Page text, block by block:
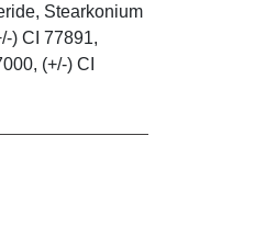
Stearkonium
) CI 77891,
(+/-) CI